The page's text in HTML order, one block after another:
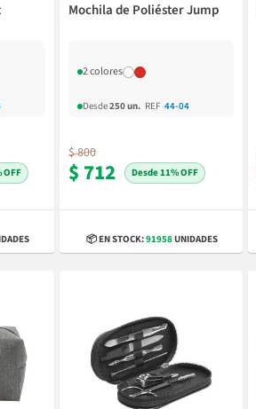
OFF
Mochila de Poliéster Jump
2 colores
Desde250 un. REF ·44-04
$ 800
$ 712 11% OFF
📦 EN STOCK:91958UNIDADES